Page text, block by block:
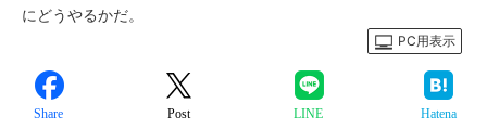
にどうやるかだ。
PC用表示
Share Post LINE Hatena